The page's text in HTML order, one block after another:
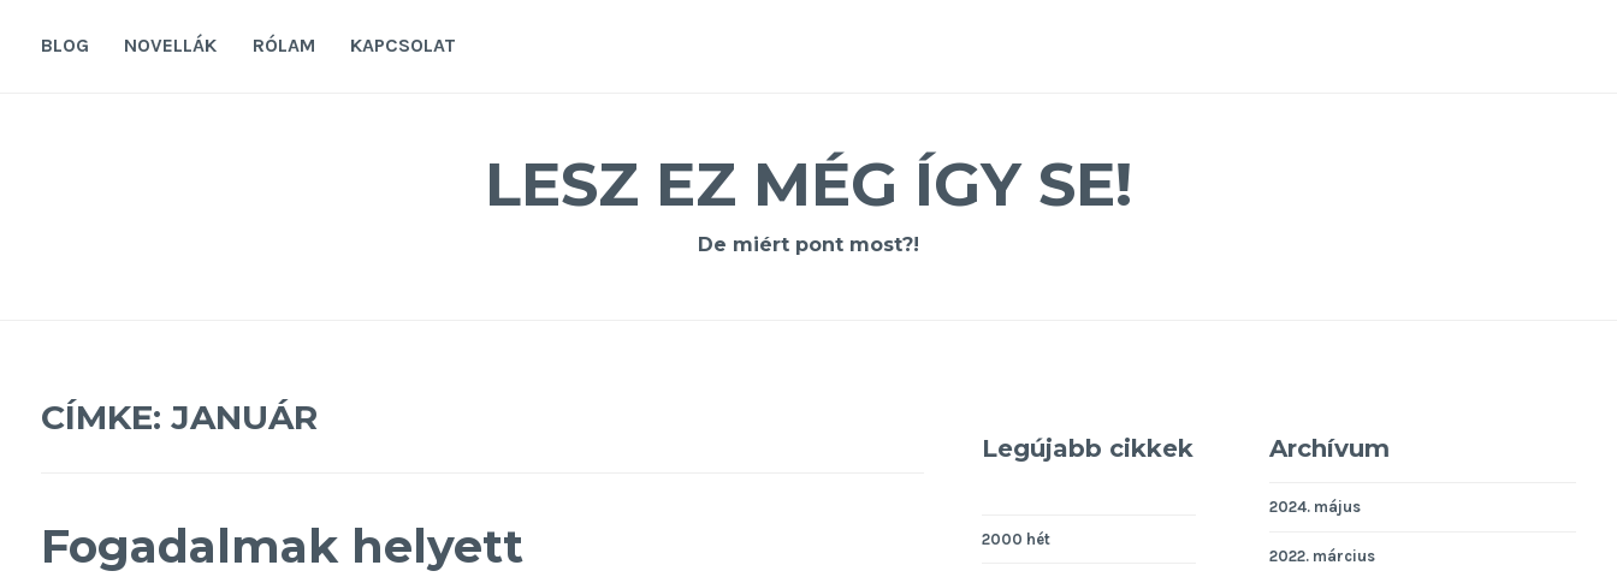
BLOG NOVELLÁK RÓLAM KAPCSOLAT
LESZ EZ MÉG ÍGY SE!
De miért pont most?!
CÍMKE: JANUÁR
Fogadalmak helyett
Legújabb cikkek
2000 hét
Archívum
2024. május
2022. március